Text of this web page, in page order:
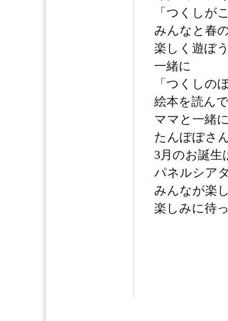
「つくしが
みんなと春
楽しく遊ぼ
一緒に
「つくしの
絵本を読ん
ママと一緒
たんぽぽさ
3月のお誕生
パネルシア
みんなが楽
楽しみに待